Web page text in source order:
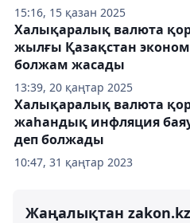
15:16, 15 қазан 2025
13:39, 20 қаңтар 2025
Халықаралық валюта
жылғы Қазақстан
болжам жасады
10:47, 31 қаңтар 2023
Халықаралық валюта
жаһандық инфляция
деп болжады
Жаңалықтан